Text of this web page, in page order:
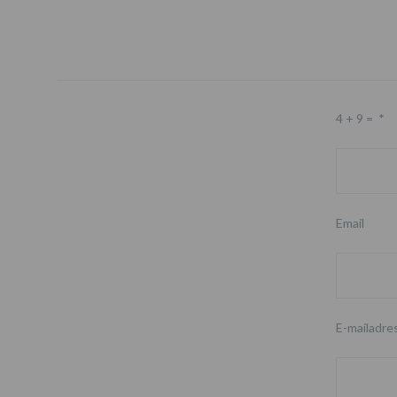
4 + 9 = *
Email
E-